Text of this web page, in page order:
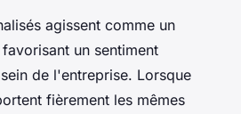
agissent comme un
un sentiment
de l'entreprise. Lorsque
fièrement les mêmes